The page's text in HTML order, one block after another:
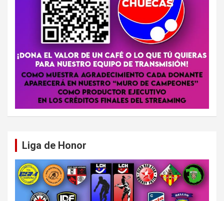
Liga de Honor